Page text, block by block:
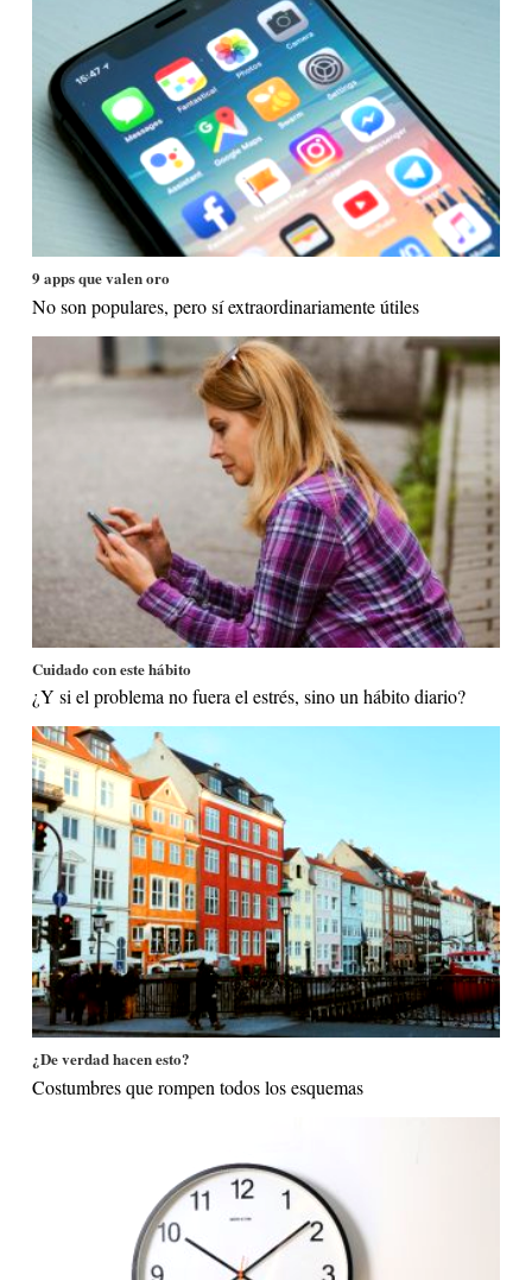
9 apps que valen oro
No son populares, pero sí extraordinariamente útiles
Cuidado con este hábito
¿Y si el problema no fuera el estrés, sino un hábito diario?
¿De verdad hacen esto?
Costumbres que rompen todos los esquemas